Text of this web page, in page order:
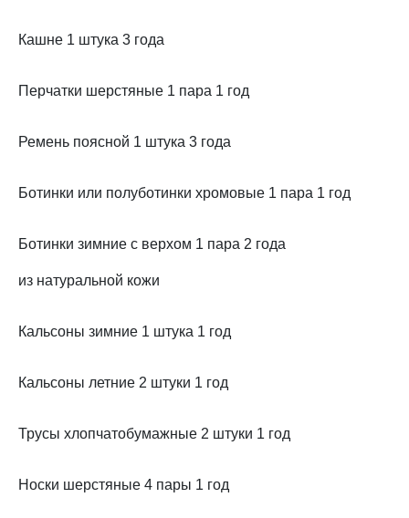
Кашне 1 штука 3 года
Перчатки шерстяные 1 пара 1 год
Ремень поясной 1 штука 3 года
Ботинки или полуботинки хромовые 1 пара 1 год
Ботинки зимние с верхом 1 пара 2 года
из натуральной кожи
Кальсоны зимние 1 штука 1 год
Кальсоны летние 2 штуки 1 год
Трусы хлопчатобумажные 2 штуки 1 год
Носки шерстяные 4 пары 1 год